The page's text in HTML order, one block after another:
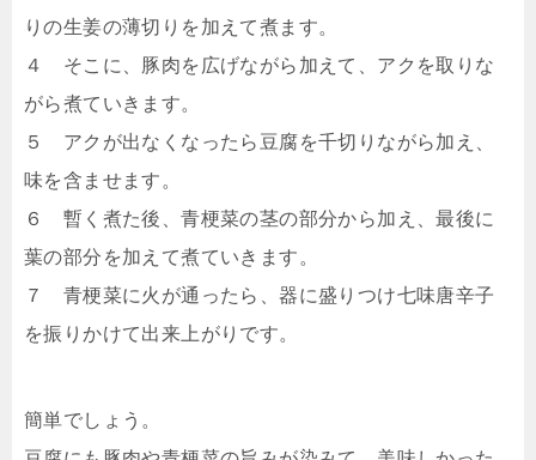
りの生姜の薄切りを加えて煮ます。
４ そこに、豚肉を広げながら加えて、アクを取りな
がら煮ていきます。
５ アクが出なくなったら豆腐を千切りながら加え、
味を含ませます。
６ 暫く煮た後、青梗菜の茎の部分から加え、最後に
葉の部分を加えて煮ていきます。
７ 青梗菜に火が通ったら、器に盛りつけ七味唐辛子
を振りかけて出来上がりです。
簡単でしょう。